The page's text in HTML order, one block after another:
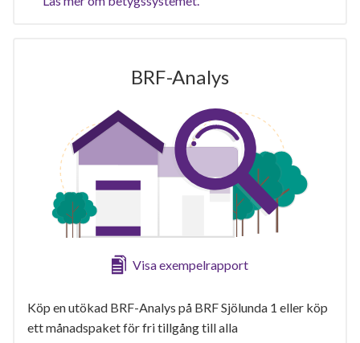
BRF-Analys
Visa exempelrapport
Köp en utökad BRF-Analys på BRF Sjölunda 1 eller köp
ett månadspaket för fri tillgång till alla